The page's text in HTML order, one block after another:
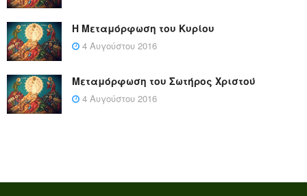
Η Μεταμόρφωση του Κυρίου
4 Αυγούστου 2016
Μεταμόρφωση του Σωτήρος Χριστού
4 Αυγούστου 2016